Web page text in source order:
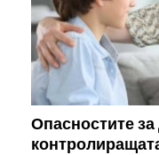
Опасностите за